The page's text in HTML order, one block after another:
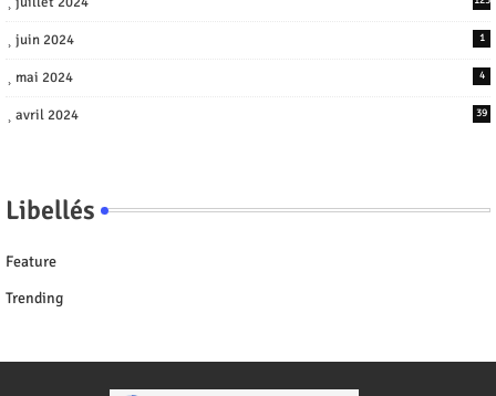
juin 2024 1
mai 2024 4
avril 2024 39
Libellés
Feature
Trending